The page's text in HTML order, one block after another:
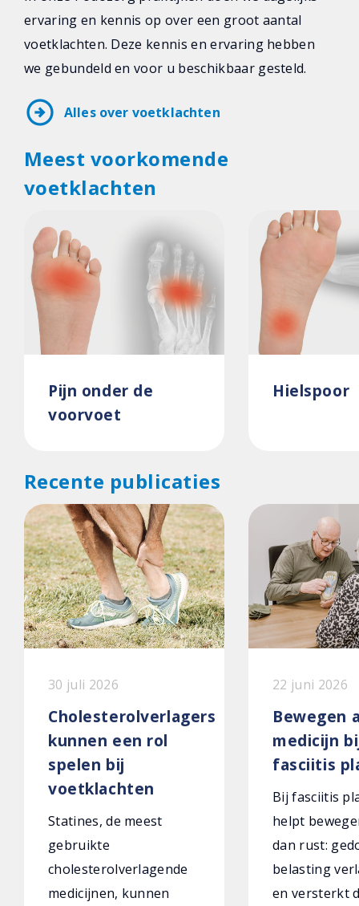
ervaring en kennis op over een groot aantal
voetklachten. Deze kennis en ervaring hebben
we gebundeld en voor u beschikbaar gesteld.
arrow_circle_right Alles over voetklachten
Meest voorkomende
voetklachten
Pijn onder de
voorvoet
Hielspoor
Recente publicaties
30 juli 2026
Cholesterolverlagers
kunnen een rol
spelen bij
voetklachten
Statines, de meest
gebruikte
cholesterolverlagende
medicijnen, kunnen
22 juni 2026
Bewegen
medicijn
fasciitis
Bij fasciitis
helpt
dan rust:
belasting
en versterkt